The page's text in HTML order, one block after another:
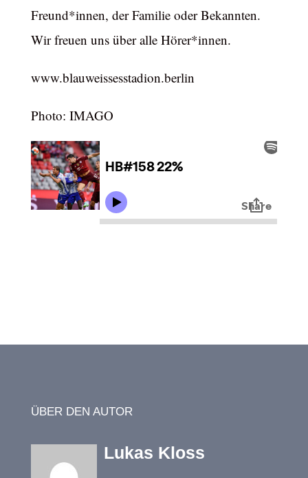
Freund*innen, der Familie oder Bekannten.
Wir freuen uns über alle Hörer*innen.
www.blauweissesstadion.berlin
Photo: IMAGO
ÜBER DEN AUTOR
Lukas Kloss